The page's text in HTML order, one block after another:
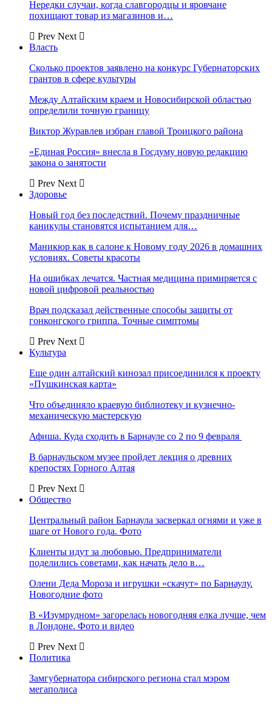
Нередки случаи, когда славгородцы и яровчане
похищают товар из магазинов и…
Prev Next
Власть
Сколько проектов заявлено на конкурс Губернаторских
грантов в сфере культуры
Между Алтайским краем и Новосибирской областью
определили точную границу
Виктор Журавлев избран главой Троицкого района
«Единая Россия» внесла в Госдуму новую редакцию
закона о занятости
Prev Next
Здоровье
Новый год без последствий. Почему праздничные
каникулы становятся испытанием для…
Маникюр как в салоне к Новому году 2026 в домашних
условиях. Советы красоты
На ошибках лечатся. Частная медицина примиряется с
новой цифровой реальностью
Врач подсказал действенные способы защиты от
гонконгского гриппа. Точные симптомы
Prev Next
Культура
Еще один алтайский кинозал присоединился к проекту
«Пушкинская карта»
Что объединяло краевую библиотеку и кузнечно-
механическую мастерскую
Афиша. Куда сходить в Барнауле со 2 по 9 февраля
В барнаульском музее пройдет лекция о древних
крепостях Горного Алтая
Prev Next
Общество
Центральный район Барнаула засверкал огнями и уже в
шаге от Нового года. Фото
Клиенты идут за любовью. Предприниматели
поделились советами, как начать дело в…
Олени Деда Мороза и игрушки «скачут» по Барнаулу.
Новогодние фото
В «Изумрудном» загорелась новогодняя елка лучше, чем
в Лондоне. Фото и видео
Prev Next
Политика
Замгубернатора сибирского региона стал мэром
мегаполиса